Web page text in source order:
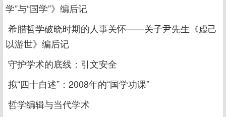
学”与“国学”》编后记
希腊哲学破晓时期的人事关怀——关子尹先生《虚己
以游世》编后记
守护学术的底线：引文安全
拟“四十自述”：2008年的“国学功课”
哲学编辑与当代学术